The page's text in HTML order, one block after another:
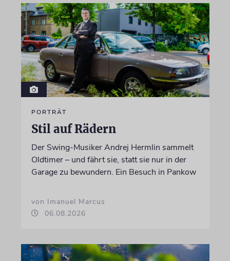
PORTRÄT
Stil auf Rädern
Der Swing-Musiker Andrej Hermlin sammelt
Oldtimer – und fährt sie, statt sie nur in der
Garage zu bewundern. Ein Besuch in Pankow
von Imanuel Marcus
06.08.2026